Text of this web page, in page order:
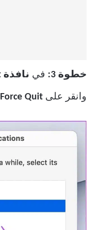
خطوة 3: في نافذة Force Quit
وانقر على Force Quit.